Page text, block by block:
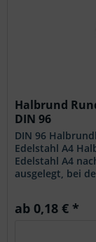
Halbrund
DIN 96
DIN 96
Edelstahl A4
Edelstahl A4
ausgelegt, bei
ab 0,18 € *